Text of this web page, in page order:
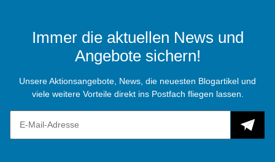
Immer die aktuellen News und
Angebote sichern!
Unsere Aktionsangebote, News, die neuesten Blogartikel und
viele weitere Vorteile direkt ins Postfach fliegen lassen.